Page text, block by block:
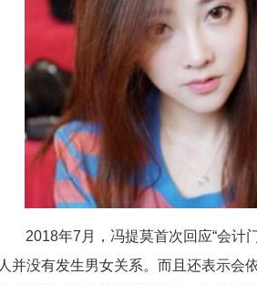
2018年7月，冯提莫首次回应“会计
人并没有发生男女关系。而且还表示会